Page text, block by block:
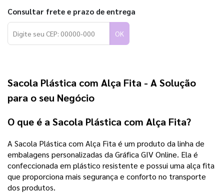
Consultar frete e prazo de entrega
OK
Sacola Plástica com Alça Fita - A Solução
para o seu Negócio
O que é a Sacola Plástica com Alça Fita?
A Sacola Plástica com Alça Fita é um produto da linha de
embalagens personalizadas da Gráfica GIV Online. Ela é
confeccionada em plástico resistente e possui uma alça fita
que proporciona mais segurança e conforto no transporte
dos produtos.